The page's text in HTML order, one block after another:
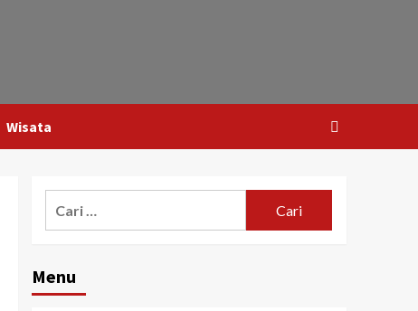
Wisata
Menu